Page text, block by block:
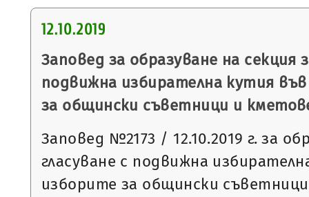
12.10.2019
Заповед за образуване на секция
подвижна избирателна кутия
за общински съветници и кметове
Заповед №2173 / 12.10.2019 г. за
гласуване с подвижна
изборите за общински